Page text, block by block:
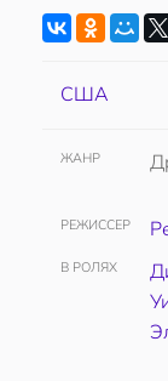
США
ЖАНР
РЕЖИССЕР
В РОЛЯХ